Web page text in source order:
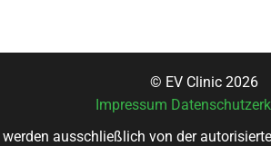
© EV Clinic 2026
Impressum
ausschließlich von der